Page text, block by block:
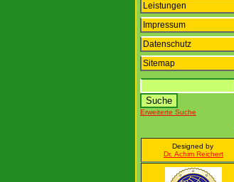
Leistungen
Impressum
Datenschutz
Sitemap
Erweiterte Suche
Designed by
Dr. Achim Reichert